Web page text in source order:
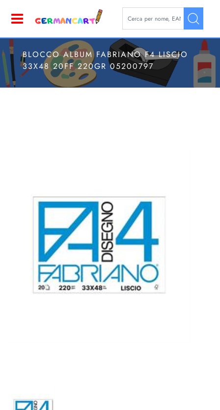
La modifica di un filtro
BLOCCO ALBUM FABRIANO F4 LISCIO
33X48 20FF 220GR 05200797